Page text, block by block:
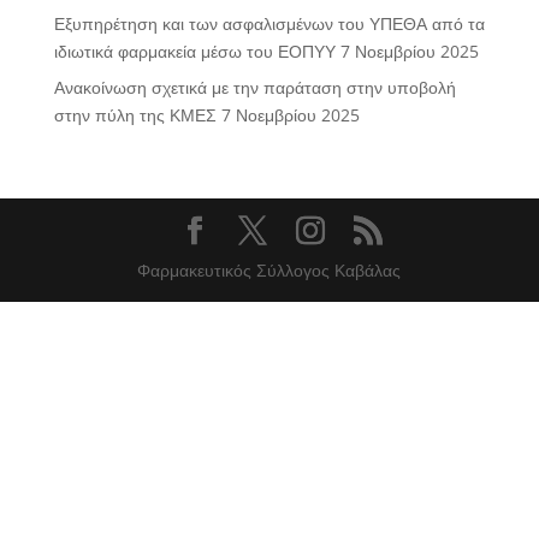
Εξυπηρέτηση και των ασφαλισμένων του ΥΠΕΘΑ από τα
ιδιωτικά φαρμακεία μέσω του ΕΟΠΥΥ 7 Νοεμβρίου 2025
Ανακοίνωση σχετικά με την παράταση στην υποβολή
στην πύλη της ΚΜΕΣ 7 Νοεμβρίου 2025
Φαρμακευτικός Σύλλογος Καβάλας